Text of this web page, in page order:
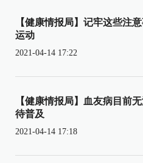
【健康情报局】记牢这些注
运动
2021-04-14 17:22
【健康情报局】血友病目前
待普及
2021-04-14 17:18